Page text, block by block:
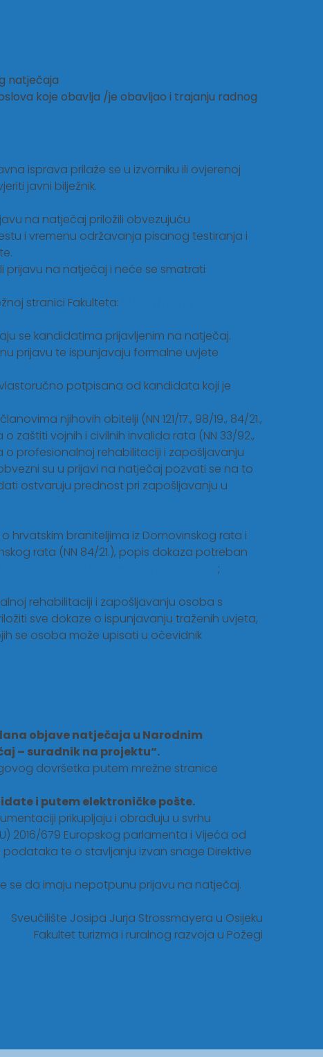
natječaja
koje obavlja /je obavljao i trajanju radnog
isprava prilaže se u izvorniku ili ovjerenoj
javni bilježnik.
na natječaj priložili obvezujuću
i vremenu održavanja pisanog testiranja i
prijavu na natječaj i neće se smatrati
stranici Fakulteta:
se kandidatima prijavljenim na natječaj.
prijavu te ispunjavaju formalne uvjete
potpisana od kandidata koji je
njihovih obitelji (NN 121/17., 98/19., 84/21.,
zaštiti vojnih i civilnih invalida rata (NN 33/92.,
o profesionalnoj rehabilitaciji i zapošljavanju
su u prijavi na natječaj pozvati se na to
ostvaruju prednost pri zapošljavanju u
hrvatskim braniteljima iz Domovinskog rata i
rata (NN 84/21.), popis dokaza potreban
;
rehabilitaciji i zapošljavanju osoba s
sve dokaze o ispunjavanju traženih uvjeta,
se osoba može upisati u očevidnik
objave natječaja u Narodnim
– suradnik na projektu“.
dovršetka putem mrežne stranice
i putem elektroničke pošte.
prikupljaju i obrađuju u svrhu
2016/679 Europskog parlamenta i Vijeća od
te o stavljanju izvan snage Direktive
se da imaju nepotpunu prijavu na natječaj.
Sveučilište Josipa Jurja Strossmayera u Osijeku
Fakultet turizma i ruralnog razvoja u Požegi